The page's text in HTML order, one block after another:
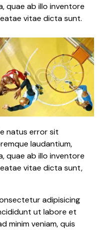
quae ab illo inventore
vitae dicta sunt.
natus error sit
laudantium,
quae ab illo inventore
vitae dicta sunt,
adipisicing
ut labore et
minim veniam, quis